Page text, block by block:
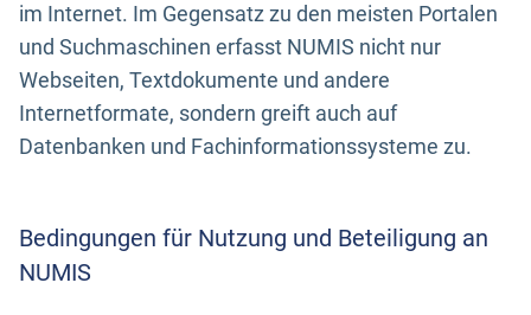
im Internet. Im Gegensatz zu den meisten Portalen
und Suchmaschinen erfasst NUMIS nicht nur
Webseiten, Textdokumente und andere
Internetformate, sondern greift auch auf
Datenbanken und Fachinformationssysteme zu.
Bedingungen für Nutzung und Beteiligung an
NUMIS